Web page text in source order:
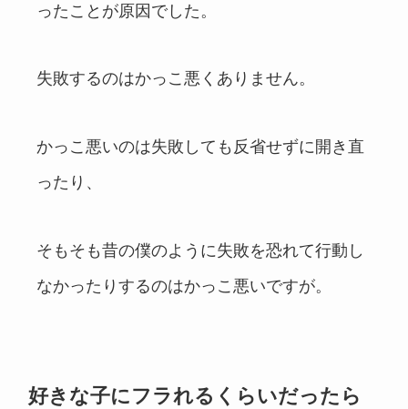
ったことが原因でした。
失敗するのはかっこ悪くありません。
かっこ悪いのは失敗しても反省せずに開き直
ったり、
そもそも昔の僕のように失敗を恐れて行動し
なかったりするのはかっこ悪いですが。
好きな子にフラれるくらいだったら